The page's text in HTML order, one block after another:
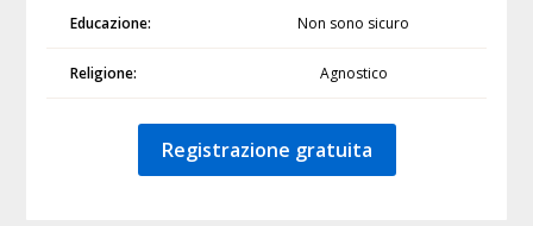
Educazione: Non sono sicuro
Religione: Agnostico
Registrazione gratuita